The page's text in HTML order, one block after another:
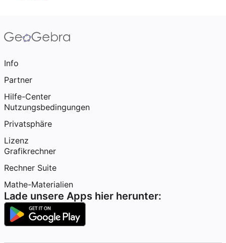
Info
Partner
Hilfe-Center
Nutzungsbedingungen
Privatsphäre
Lizenz
Grafikrechner
Rechner Suite
Mathe-Materialien
Lade unsere Apps hier herunter: